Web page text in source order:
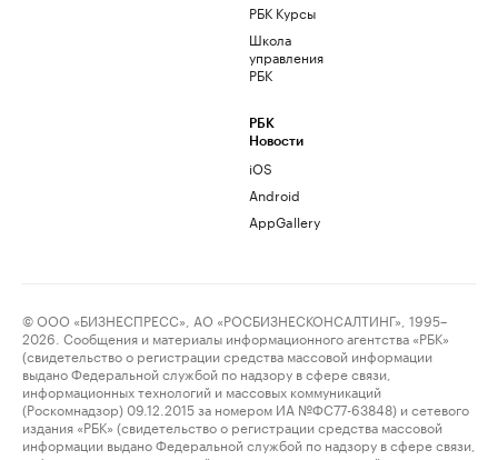
РБК Курсы
Школа
управления
РБК
РБК
Новости
iOS
Android
AppGallery
© ООО «БИЗНЕСПРЕСС», АО «РОСБИЗНЕСКОНСАЛТИНГ», 1995–
2026. Сообщения и материалы информационного агентства «РБК»
(свидетельство о регистрации средства массовой информации
выдано Федеральной службой по надзору в сфере связи,
информационных технологий и массовых коммуникаций
(Роскомнадзор) 09.12.2015 за номером ИА №ФС77-63848) и сетевого
издания «РБК» (свидетельство о регистрации средства массовой
информации выдано Федеральной службой по надзору в сфере связи,